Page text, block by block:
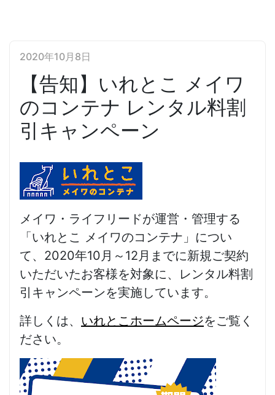
2020年10月8日
【告知】いれとこ メイワ
のコンテナ レンタル料割
引キャンペーン
メイワ・ライフリードが運営・管理する
「いれとこ メイワのコンテナ」につい
て、2020年10月～12月までに新規ご契約
いただいたお客様を対象に、レンタル料割
引キャンペーンを実施しています。
詳しくは、 いれとこホームページをご覧く
ださい。